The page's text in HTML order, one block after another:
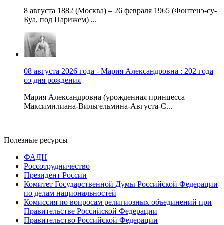
8 августа 1882 (Москва) – 26 февраля 1965 (Фонтенэ-су-
Буа, под Парижем) ...
08 августа 2026 года - Мария Александровна : 202 года
со дня рождения
Мария Александровна (урожденная принцесса
Максимилиана-Вильгельмина-Августа-С...
Полезные ресурсы
ФАДН
Россотрудничество
Президент России
Комитет Государственной Думы Российской Федерации
по делам национальностей
Комиссия по вопросам религиозных объединений при
Правительстве Российской Федерации
Правительство Российской Федерации